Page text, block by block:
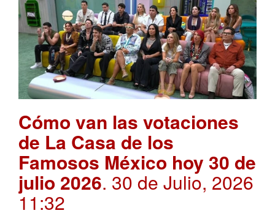
Cómo van las votaciones
de La Casa de los
Famosos México hoy 30 de
julio 2026. 30 de Julio, 2026
11:32